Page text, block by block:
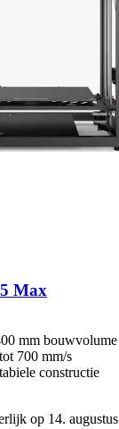
Max
mm bouwvolume
700 mm/s
constructie
op 14. augustus